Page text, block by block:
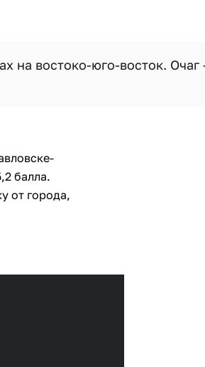
на востоко-юго-восток. Очаг
балла.
от города,